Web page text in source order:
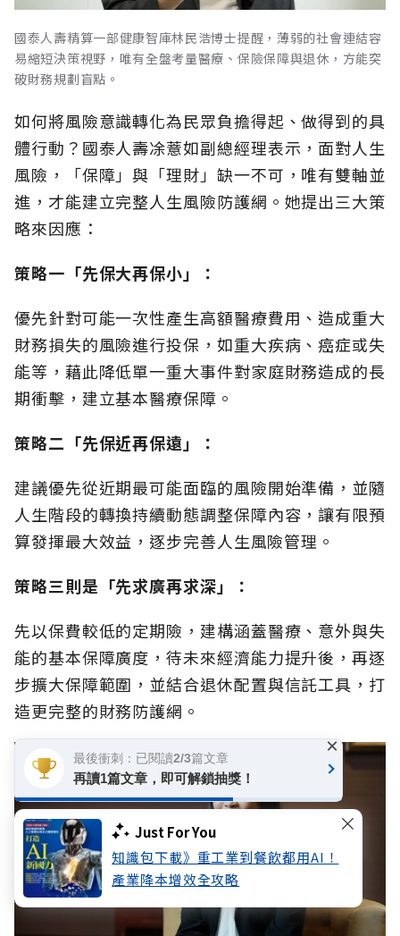
Just For You
知識包下載》重工業到餐飲都用AI！
產業降本增效全攻略
國泰人壽精算一部健康智庫林民浩博士提醒，薄弱的社會連結容
易縮短決策視野，唯有全盤考量醫療、保險保障與退休，方能突
破財務規劃盲點。
如何將風險意識轉化為民眾負擔得起、做得到的具
體行動？國泰人壽凃薏如副總經理表示，面對人生
風險，「保障」與「理財」缺一不可，唯有雙軸並
進，才能建立完整人生風險防護網。她提出三大策
略來因應：
策略一「先保大再保小」：
優先針對可能一次性產生高額醫療費用、造成重大
財務損失的風險進行投保，如重大疾病、癌症或失
能等，藉此降低單一重大事件對家庭財務造成的長
期衝擊，建立基本醫療保障。
策略二「先保近再保遠」：
建議優先從近期最可能面臨的風險開始準備，並隨
人生階段的轉換持續動態調整保障內容，讓有限預
算發揮最大效益，逐步完善人生風險管理。
策略三則是「先求廣再求深」：
先以保費較低的定期險，建構涵蓋醫療、意外與失
能的基本保障廣度，待未來經濟能力提升後，再逐
步擴大保障範圍，並結合退休配置與信託工具，打
造更完整的財務防護網。
最後衝刺：已閱讀2/3篇文章
再讀1篇文章，即可解鎖抽獎！
×